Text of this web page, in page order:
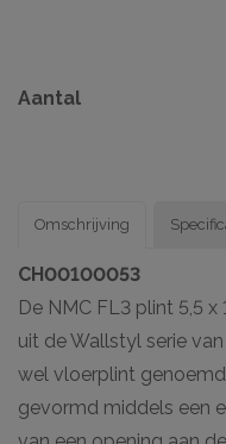
Aantal
Omschrijving
CH00100053
De NMC FL3 plint 5,5
uit de Wallstyl serie
wel vloerplint
gevormd middels een